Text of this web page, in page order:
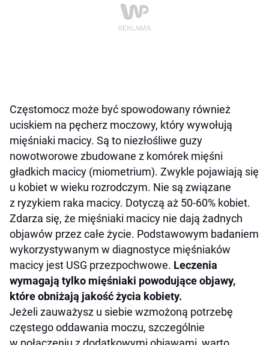
Częstomocz może być spowodowany również
uciskiem na pęcherz moczowy, który wywołują
mięśniaki macicy. Są to niezłośliwe guzy
nowotworowe zbudowane z komórek mięśni
gładkich macicy (miometrium). Zwykle pojawiają się
u kobiet w wieku rozrodczym. Nie są związane
z ryzykiem raka macicy. Dotyczą aż 50-60% kobiet.
Zdarza się, że mięśniaki macicy nie dają żadnych
objawów przez całe życie. Podstawowym badaniem
wykorzystywanym w diagnostyce mięśniaków
macicy jest USG przezpochwowe. Leczenia
wymagają tylko mięśniaki powodujące objawy,
które obniżają jakość życia kobiety.
Jeżeli zauważysz u siebie wzmożoną potrzebę
częstego oddawania moczu, szczególnie